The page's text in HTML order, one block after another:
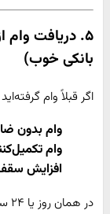
۵. دریافت وام
بانکی خوب)
اگر قبلاً وام
وام بدون
وام
افزایش
در همان روز یا ۲۴ ساعت صادر می‌کنند.